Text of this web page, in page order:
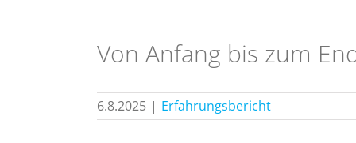
Von Anfang bis zum
6.8.2025 | Erfahrungsbericht